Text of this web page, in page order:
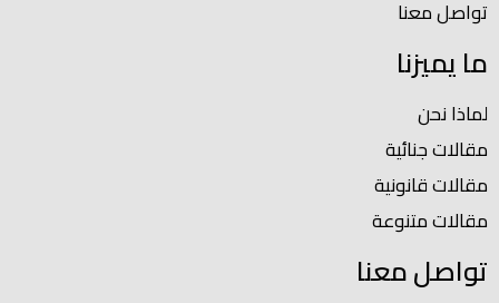
تواصل معنا
ما يميزنا
لماذا نحن
مقالات جنائية
مقالات قانونية
مقالات متنوعة
تواصل معنا